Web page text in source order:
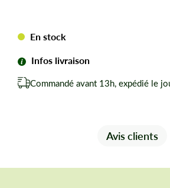
En stock
Infos livraison
Commandé avant 13h, expédié le
Avis clients